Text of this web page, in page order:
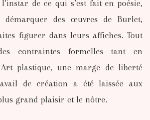
de ce qui s’est fait en poésie,
des œuvres de Burlet,
figurer dans leurs affiches. Tout
contraintes formelles tant en
plastique, une marge de liberté
de création a été laissée aux
grand plaisir et le nôtre.